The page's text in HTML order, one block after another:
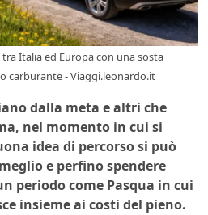
Italia ed Europa con una sosta
carburante - Viaggi.leonardo.it
dalla meta e altri che
nel momento in cui si
idea di percorso si può
e perfino spendere
periodo come Pasqua in cui
insieme ai costi del pieno.